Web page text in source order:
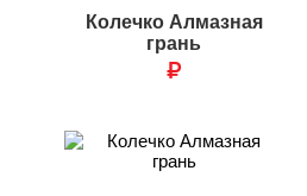
Колечко Алмазная
грань
₽